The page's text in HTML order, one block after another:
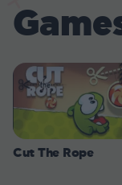
Cut The Rope